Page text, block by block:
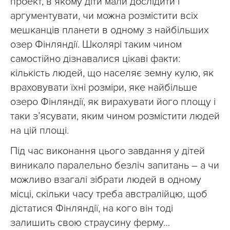
аргументувати, чи можна розмістити всіх
мешканців планети в одному з найбільших
озер Фінляндії. Школярі таким чином
самостійно дізнавалися цікаві факти:
кількість людей, що населяє земну кулю, як
враховувати їхні розміри, яке найбільше
озеро Фінляндії, як вирахувати його площу і
таки з’ясувати, яким чином розмістити людей
на цій площі.
Під час виконання цього завдання у дітей
виникало паралельно безліч запитань – а чи
можливо взагалі зібрати людей в одному
місці, скільки часу треба австралійцю, щоб
дістатися Фінляндії, на кого він тоді
залишить свою страусину ферму…